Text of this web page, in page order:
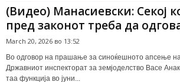
(Видео) Манасиевски: Секој
пред законот треба да
March 20, 2026 во 13:52
Во одговор на прашање за синоќешното апсење
Државниот инспекторат за земјоделство Васе
таа функција во јуни...